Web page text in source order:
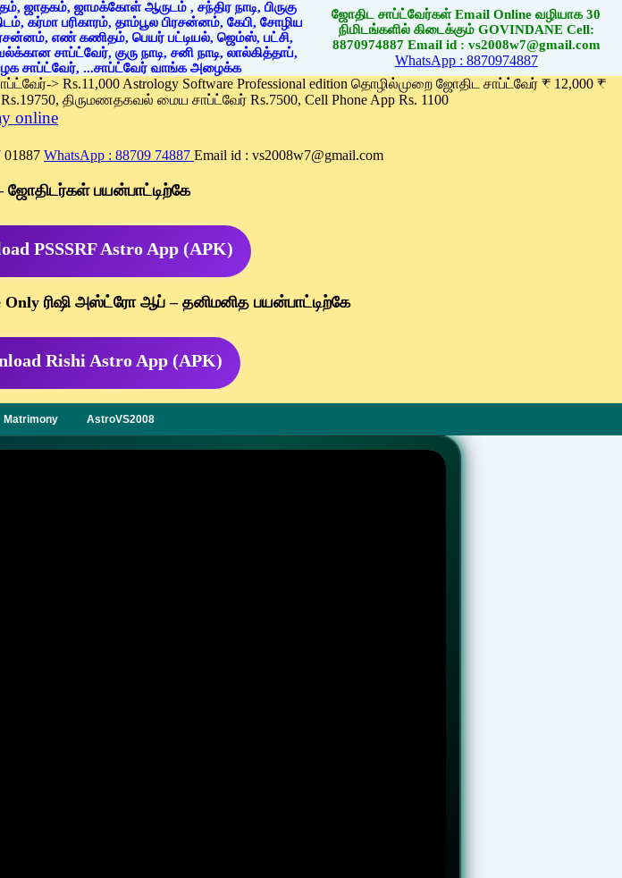
ஜோதிட சாப்ட்வேர்கள் Email Online வழியாக 30
நிமிடங்களில் கிடைக்கும் GOVINDANE Cell:
8870974887 Email id : vs2008w7@gmail.com
WhatsApp : 8870974887
> Rs.11,000 Astrology Software Professional edition தொழில்முறை ஜோதிட சாப்ட்வேர் ₹ 12,000 ₹
Rs.19750, திருமணதகவல் மைய சாப்ட்வேர் Rs.7500, Cell Phone App Rs. 1100
online
WhatsApp : 88709 74887 Email id : vs2008w7@gmail.com
ஜோதிடர்கள் பயன்பாட்டிற்கே
PSSSRF Astro App (APK)
Only ரிஷி அஸ்ட்ரோ ஆப் – தனிமனித பயன்பாட்டிற்கே
Rishi Astro App (APK)
Matrimony AstroVS2008